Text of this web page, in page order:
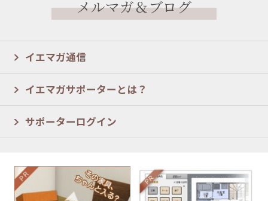
メルマガ＆ブログ
イエマガ通信
イエマガサポーターとは？
サポーターログイン